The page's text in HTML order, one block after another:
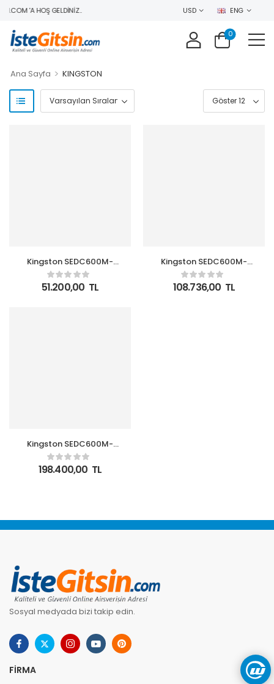
'A HOŞ GELDINIZ.. USD ENG
0
Ana Sayfa > KINGSTON
Kingston SEDC600M-
1920 1,92GB 560-
530MBS 2.5 SATA
SUNUCU SSD
51.200,00 TL
Kingston SEDC600M-
3840G 3,48GB 560-
530MBS 2.5 SATA
SUNUCU SSD
108.736,00 TL
Kingston SEDC600M-
7680G 7,68GB 560-
530MBS 2.5 SATA
SUNUCU SSD
198.400,00 TL
Sosyal medyada bizi takip edin.
FIRMA